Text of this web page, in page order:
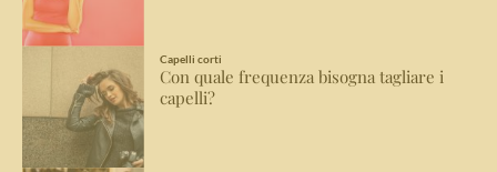
Capelli corti
Con quale frequenza bisogna tagliare i
capelli?